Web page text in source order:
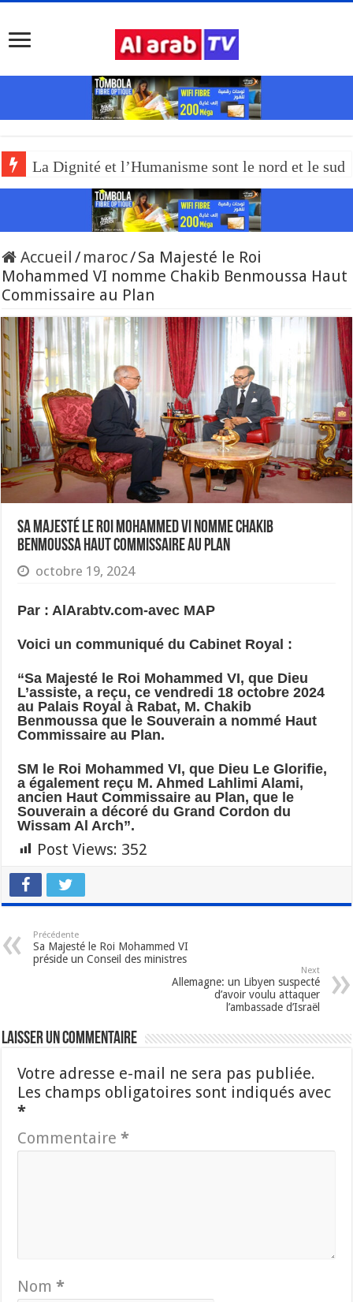
La Dignité et l’Humanisme sont le nord et le
Accueil / maroc/Sa Majesté le Roi
Mohammed VI nomme Chakib Benmoussa Haut
Commissaire au Plan
Sa Majesté le Roi Mohammed VI nomme Chakib
Benmoussa Haut Commissaire au Plan
octobre 19, 2024
Par : AlArabtv.com-avec MAP
Voici un communiqué du Cabinet Royal :
“Sa Majesté le Roi Mohammed VI, que Dieu
L’assiste, a reçu, ce vendredi 18 octobre 2024
au Palais Royal à Rabat, M. Chakib
Benmoussa que le Souverain a nommé Haut
Commissaire au Plan.
SM le Roi Mohammed VI, que Dieu Le Glorifie,
a également reçu M. Ahmed Lahlimi Alami,
ancien Haut Commissaire au Plan, que le
Souverain a décoré du Grand Cordon du
Wissam Al Arch”.
Post Views: 352
Précédente
Sa Majesté le Roi Mohammed VI
préside un Conseil des ministres
Next
Allemagne: un Libyen suspecté
d’avoir voulu attaquer
l’ambassade d’Israël
Laisser un commentaire
Votre adresse e-mail ne sera pas publiée.
Les champs obligatoires sont indiqués avec
*
Commentaire*
Nom*